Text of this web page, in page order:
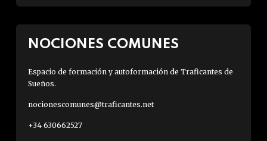
NOCIONES COMUNES
Espacio de formación y autoformación de Traficantes de
Sueños.
nocionescomunes@traficantes.net
+34 630662527